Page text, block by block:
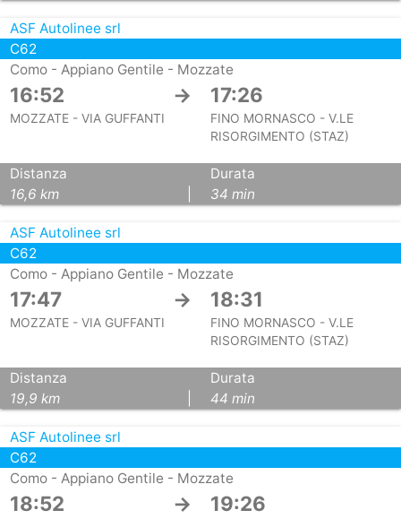
ASF Autolinee srl
C62
Como - Appiano Gentile - Mozzate
16:52 → 17:26
MOZZATE - VIA GUFFANTI
FINO MORNASCO - V.LE
RISORGIMENTO (STAZ)
Distanza
16,6 km
Durata
34 min
ASF Autolinee srl
C62
Como - Appiano Gentile - Mozzate
17:47 → 18:31
MOZZATE - VIA GUFFANTI
FINO MORNASCO - V.LE
RISORGIMENTO (STAZ)
Distanza
19,9 km
Durata
44 min
ASF Autolinee srl
C62
Como - Appiano Gentile - Mozzate
18:52 → 19:26